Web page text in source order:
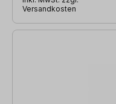
Versandkosten